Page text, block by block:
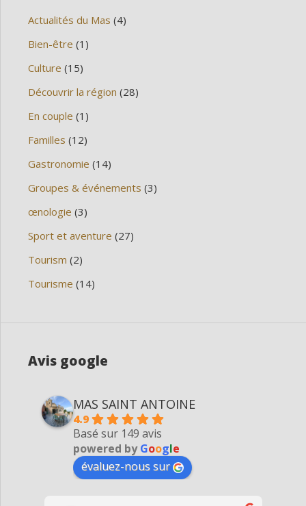
Actualités du Mas (4)
Bien-être (1)
Culture (15)
Découvrir la région (28)
En couple (1)
Familles (12)
Gastronomie (14)
Groupes & événements (3)
œnologie (3)
Sport et aventure (27)
Tourism (2)
Tourisme (14)
Avis google
MAS SAINT ANTOINE
4.9
Basé sur 149 avis
powered byGoogle
évaluez-nous sur